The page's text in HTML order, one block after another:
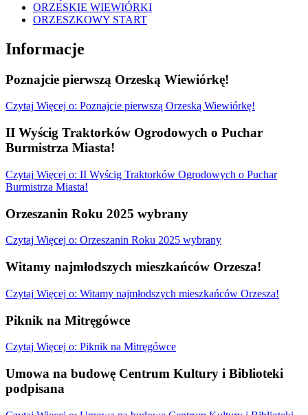
ORZESKIE WIEWIÓRKI
ORZESZKOWY START
Informacje
Poznajcie pierwszą Orzeską Wiewiórkę!
Czytaj Więcej o: Poznajcie pierwszą Orzeską Wiewiórkę!
II Wyścig Traktorków Ogrodowych o Puchar
Burmistrza Miasta!
Czytaj Więcej o: II Wyścig Traktorków Ogrodowych o Puchar
Burmistrza Miasta!
Orzeszanin Roku 2025 wybrany
Czytaj Więcej o: Orzeszanin Roku 2025 wybrany
Witamy najmłodszych mieszkańców Orzesza!
Czytaj Więcej o: Witamy najmłodszych mieszkańców Orzesza!
Piknik na Mitręgówce
Czytaj Więcej o: Piknik na Mitręgówce
Umowa na budowę Centrum Kultury i Biblioteki
podpisana